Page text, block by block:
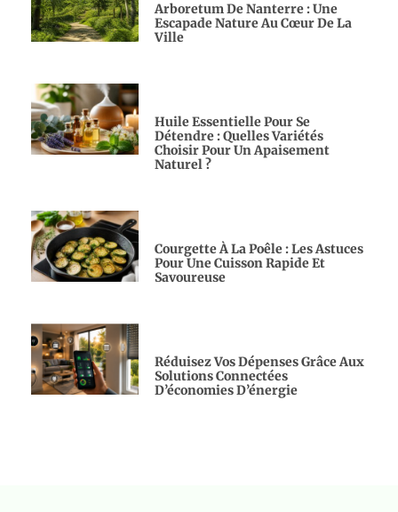
Arboretum De Nanterre : Une
Escapade Nature Au Cœur De La
Ville
Huile Essentielle Pour Se
Détendre : Quelles Variétés
Choisir Pour Un Apaisement
Naturel ?
Courgette À La Poêle : Les Astuces
Pour Une Cuisson Rapide Et
Savoureuse
Réduisez Vos Dépenses Grâce Aux
Solutions Connectées
D’économies D’énergie